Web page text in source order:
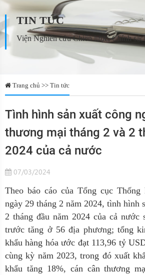
TIN TỨC
Viện Nghiên cứu Chiến lược, Chính
Trang chủ >> Tin tức
Tình hình sản xuất công
thương mại ​tháng 2 và 2
2024 của cả nước
07/03/2024
Theo báo cáo của Tổng cục
ngày 29 tháng 2 năm 2024, tình hình
2 tháng đầu năm 2024 của cả nước
trước tăng ở 56 địa phương; tổng
khẩu hàng hóa ước đạt 113,96 tỷ
cùng kỳ năm 2023, trong đó xuất
khẩu tăng 18%, cán cân thương